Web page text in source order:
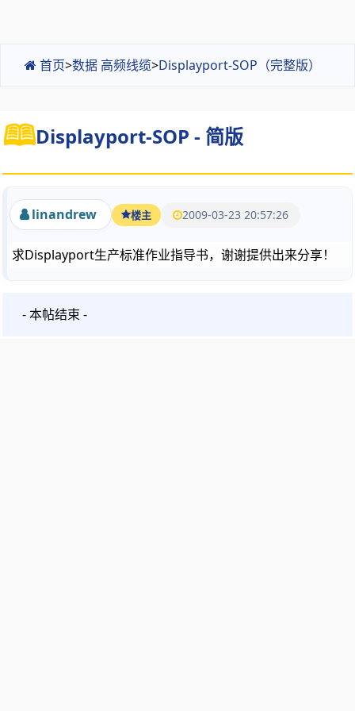
首页>数据 高频线缆>Displayport-SOP（完整版）
Displayport-SOP - 简版
linandrew 楼主 2009-03-23 20:57:26
求Displayport生产标准作业指导书，谢谢提供出来分享！
- 本帖结束 -